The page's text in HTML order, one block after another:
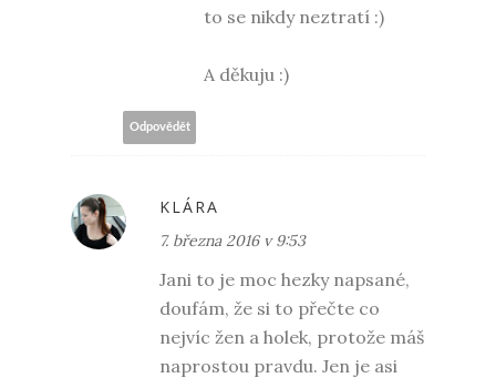
to se nikdy neztratí :)
A děkuju :)
Odpovědět
KLÁRA
7. března 2016 v 9:53
Jani to je moc hezky napsané,
doufám, že si to přečte co
nejvíc žen a holek, protože máš
naprostou pravdu. Jen je asi